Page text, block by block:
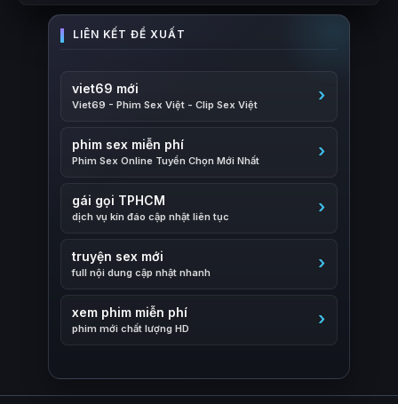
viet69 mới
Viet69 - Phim Sex Việt - Clip Sex Việt
phim sex miễn phí
Phim Sex Online Tuyển Chọn Mới Nhất
gái gọi TPHCM
dịch vụ kín đáo cập nhật liên tục
truyện sex mới
full nội dung cập nhật nhanh
xem phim miễn phí
phim mới chất lượng HD